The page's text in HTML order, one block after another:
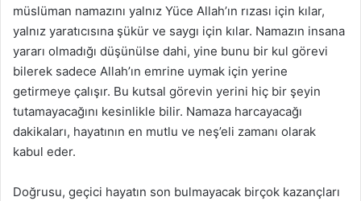
müslüman namazını yalnız Yüce Allah’ın rızası için kılar,
yalnız yaratıcısına şükür ve saygı için kılar. Namazın insana
yararı olmadığı düşünülse dahi, yine bunu bir kul görevi
bilerek sadece Allah’ın emrine uymak için yerine
getirmeye çalışır. Bu kutsal görevin yerini hiç bir şeyin
tutamayacağını kesinlikle bilir. Namaza harcayacağı
dakikaları, hayatının en mutlu ve neş’eli zamanı olarak
kabul eder.
Doğrusu, geçici hayatın son bulmayacak birçok kazançları